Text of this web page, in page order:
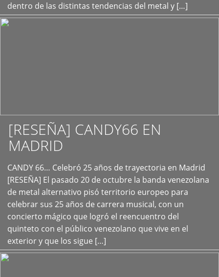
dentro de las distintas tendencias del metal y […]
[RESEÑA] CANDY66 EN
MADRID
CANDY 66… Celebró 25 años de trayectoria en Madrid
[RESEÑA] El pasado 20 de octubre la banda venezolana
de metal alternativo pisó territorio europeo para
celebrar sus 25 años de carrera musical, con un
concierto mágico que logró el reencuentro del
quinteto con el público venezolano que vive en el
exterior y que los sigue […]
+